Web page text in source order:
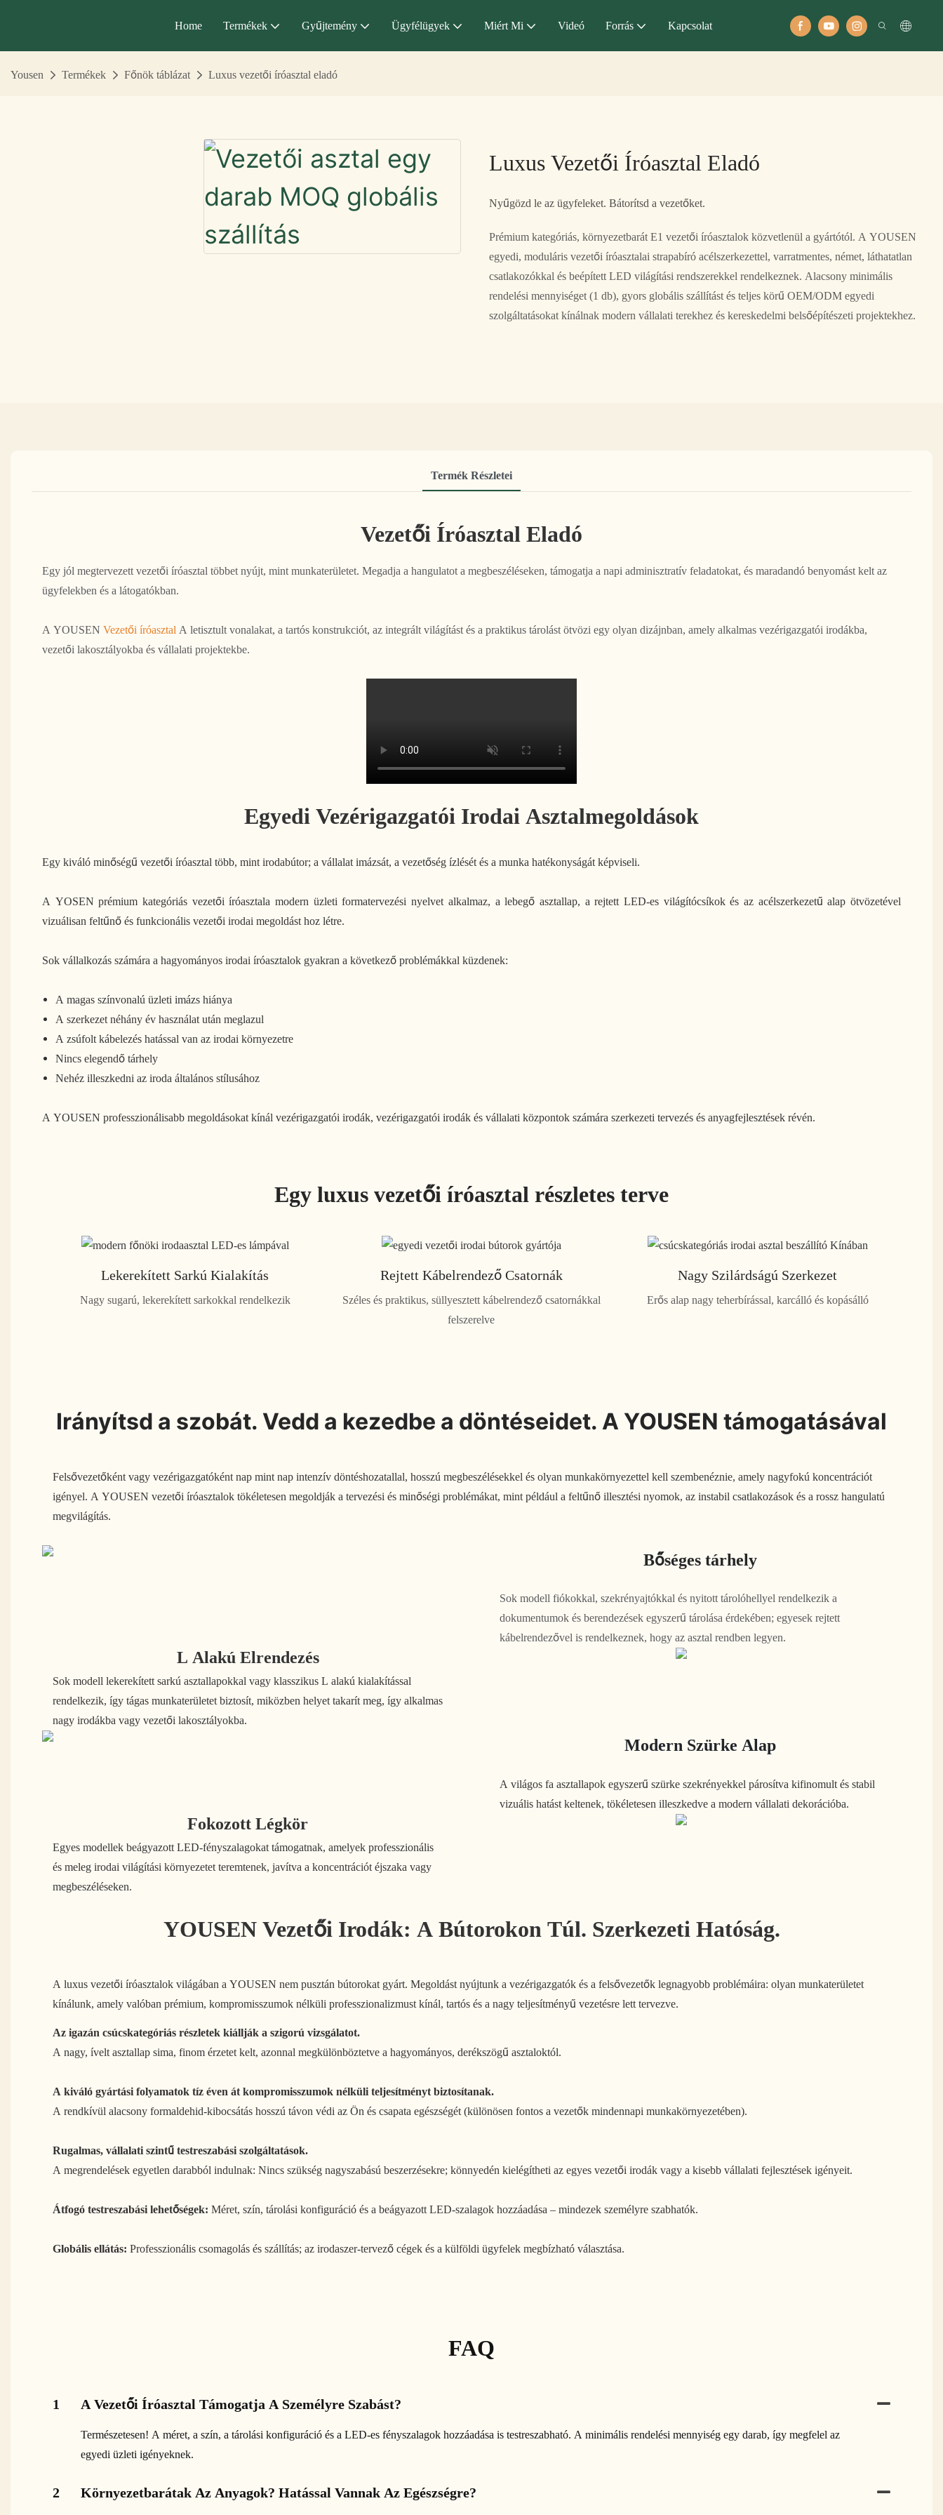
Home Termékek Gyűjtemény Ügyfélügyek Miért Mi Videó Forrás Kapcsolat
Yousen Termékek Főnök táblázat Luxus vezetői íróasztal eladó
Luxus Vezetői Íróasztal Eladó
Nyűgözd le az ügyfeleket. Bátorítsd a vezetőket.
Prémium kategóriás, környezetbarát E1 vezetői íróasztalok közvetlenül a gyártótól. A YOUSEN
egyedi, moduláris vezetői íróasztalai strapabíró acélszerkezettel, varratmentes, német, láthatatlan
csatlakozókkal és beépített LED világítási rendszerekkel rendelkeznek. Alacsony minimális
rendelési mennyiséget (1 db), gyors globális szállítást és teljes körű OEM/ODM egyedi
szolgáltatásokat kínálnak modern vállalati terekhez és kereskedelmi belsőépítészeti projektekhez.
Termék Részletei
Vezetői Íróasztal Eladó
Egy jól megtervezett vezetői íróasztal többet nyújt, mint munkaterületet. Megadja a hangulatot a megbeszéléseken, támogatja a napi adminisztratív feladatokat, és maradandó benyomást kelt az
ügyfelekben és a látogatókban.
A YOUSEN Vezetői íróasztal A letisztult vonalakat, a tartós konstrukciót, az integrált világítást és a praktikus tárolást ötvözi egy olyan dizájnban, amely alkalmas vezérigazgatói irodákba,
vezetői lakosztályokba és vállalati projektekbe.
Egyedi Vezérigazgatói Irodai Asztalmegoldások
Egy kiváló minőségű vezetői íróasztal több, mint irodabútor; a vállalat imázsát, a vezetőség ízlését és a munka hatékonyságát képviseli.
A YOSEN prémium kategóriás vezetői íróasztala modern üzleti formatervezési nyelvet alkalmaz, a lebegő asztallap, a rejtett LED-es világítócsíkok és az acélszerkezetű alap ötvözetével
vizuálisan feltűnő és funkcionális vezetői irodai megoldást hoz létre.
Sok vállalkozás számára a hagyományos irodai íróasztalok gyakran a következő problémákkal küzdenek:
A magas színvonalú üzleti imázs hiánya
A szerkezet néhány év használat után meglazul
A zsúfolt kábelezés hatással van az irodai környezetre
Nincs elegendő tárhely
Nehéz illeszkedni az iroda általános stílusához
A YOUSEN professzionálisabb megoldásokat kínál vezérigazgatói irodák, vezérigazgatói irodák és vállalati központok számára szerkezeti tervezés és anyagfejlesztések révén.
Egy luxus vezetői íróasztal részletes terve
Lekerekített Sarkú Kialakítás
Nagy sugarú, lekerekített sarkokkal rendelkezik
Rejtett Kábelrendező Csatornák
Széles és praktikus, süllyesztett kábelrendező csatornákkal
felszerelve
Nagy Szilárdságú Szerkezet
Erős alap nagy teherbírással, karcálló és kopásálló
Irányítsd a szobát. Vedd a kezedbe a döntéseidet. A YOUSEN támogatásával
Felsővezetőként vagy vezérigazgatóként nap mint nap intenzív döntéshozatallal, hosszú megbeszélésekkel és olyan munkakörnyezettel kell szembenéznie, amely nagyfokú koncentrációt
igényel. A YOUSEN vezetői íróasztalok tökéletesen megoldják a tervezési és minőségi problémákat, mint például a feltűnő illesztési nyomok, az instabil csatlakozások és a rossz hangulatú
megvilágítás.
Bőséges tárhely
Sok modell fiókokkal, szekrényajtókkal és nyitott tárolóhellyel rendelkezik a
dokumentumok és berendezések egyszerű tárolása érdekében; egyesek rejtett
kábelrendezővel is rendelkeznek, hogy az asztal rendben legyen.
L Alakú Elrendezés
Sok modell lekerekített sarkú asztallapokkal vagy klasszikus L alakú kialakítással
rendelkezik, így tágas munkaterületet biztosít, miközben helyet takarít meg, így alkalmas
nagy irodákba vagy vezetői lakosztályokba.
Modern Szürke Alap
A világos fa asztallapok egyszerű szürke szekrényekkel párosítva kifinomult és stabil
vizuális hatást keltenek, tökéletesen illeszkedve a modern vállalati dekorációba.
Fokozott Légkör
Egyes modellek beágyazott LED-fényszalagokat támogatnak, amelyek professzionális
és meleg irodai világítási környezetet teremtenek, javítva a koncentrációt éjszaka vagy
megbeszéléseken.
YOUSEN Vezetői Irodák: A Bútorokon Túl. Szerkezeti Hatóság.
A luxus vezetői íróasztalok világában a YOUSEN nem pusztán bútorokat gyárt. Megoldást nyújtunk a vezérigazgatók és a felsővezetők legnagyobb problémáira: olyan munkaterületet
kínálunk, amely valóban prémium, kompromisszumok nélküli professzionalizmust kínál, tartós és a nagy teljesítményű vezetésre lett tervezve.
Az igazán csúcskategóriás részletek kiállják a szigorú vizsgálatot.
A nagy, ívelt asztallap sima, finom érzetet kelt, azonnal megkülönböztetve a hagyományos, derékszögű asztaloktól.
A kiváló gyártási folyamatok tíz éven át kompromisszumok nélküli teljesítményt biztosítanak.
A rendkívül alacsony formaldehid-kibocsátás hosszú távon védi az Ön és csapata egészségét (különösen fontos a vezetők mindennapi munkakörnyezetében).
Rugalmas, vállalati szintű testreszabási szolgáltatások.
A megrendelések egyetlen darabból indulnak: Nincs szükség nagyszabású beszerzésekre; könnyedén kielégítheti az egyes vezetői irodák vagy a kisebb vállalati fejlesztések igényeit.
Átfogó testreszabási lehetőségek: Méret, szín, tárolási konfiguráció és a beágyazott LED-szalagok hozzáadása – mindezek személyre szabhatók.
Globális ellátás: Professzionális csomagolás és szállítás; az irodaszer-tervező cégek és a külföldi ügyfelek megbízható választása.
FAQ
1 A Vezetői Íróasztal Támogatja A Személyre Szabást?
Természetesen! A méret, a szín, a tárolási konfiguráció és a LED-es fényszalagok hozzáadása is testreszabható. A minimális rendelési mennyiség egy darab, így megfelel az
egyedi üzleti igényeknek.
2 Környezetbarátak Az Anyagok? Hatással Vannak Az Egészségre?